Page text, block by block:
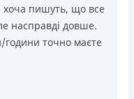
хоча пишуть, що все
насправді довше.
години точно маєте